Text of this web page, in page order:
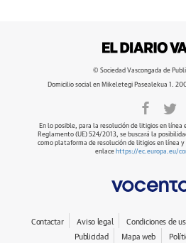
© Sociedad Vascongada de
Domicilio social en Mikeletegi Pasealekua 1.
En lo posible, para la resolución de litigios en línea
Reglamento (UE) 524/2013, se buscará la
como plataforma de resolución de litigios en línea
enlace https://ec.europa.eu/
Contactar Aviso legal Condiciones de
Publicidad
Mapa web